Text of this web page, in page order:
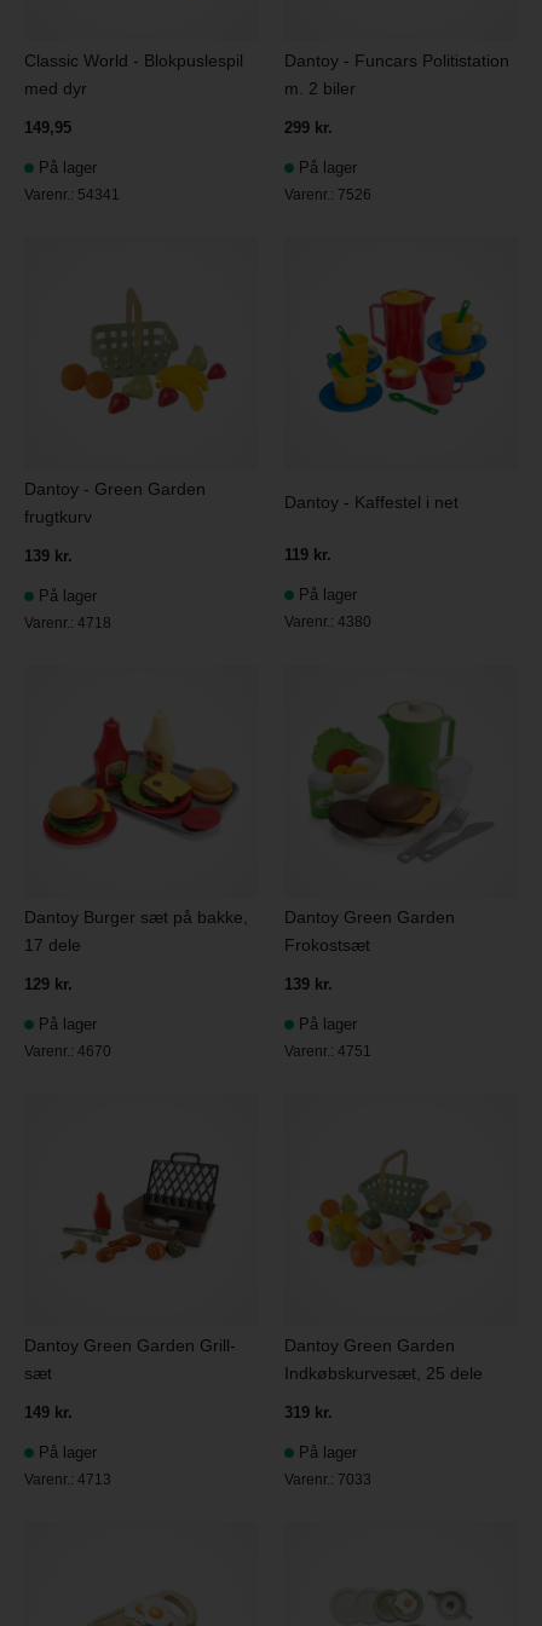
Classic World - Blokpuslespil
med dyr
149,95
På lager
Varenr.: 54341
Dantoy - Funcars Politistation
m. 2 biler
299 kr.
På lager
Varenr.: 7526
Dantoy - Green Garden
frugtkurv
139 kr.
På lager
Varenr.:4718
Dantoy - Kaffestel i net
119 kr.
På lager
Varenr.:4380
Dantoy Burger sæt på bakke,
17 dele
129 kr.
På lager
Varenr.:4670
Dantoy Green Garden
Frokostsæt
139 kr.
På lager
Varenr.:4751
Dantoy Green Garden Grill-
sæt
149 kr.
På lager
Varenr.:4713
Dantoy Green Garden
Indkøbskurvesæt, 25 dele
319 kr.
På lager
Varenr.: 7033